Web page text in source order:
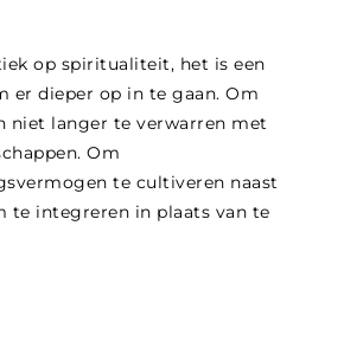
op spiritualiteit, het is een
er dieper op in te gaan. Om
niet langer te verwarren met
Om
te cultiveren naast
te integreren in plaats van te